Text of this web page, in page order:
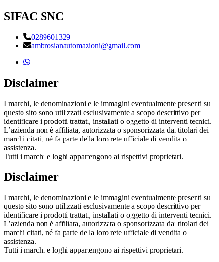
SIFAC SNC
0289601329
ambrosianautomazioni@gmail.com
Disclaimer
I marchi, le denominazioni e le immagini eventualmente presenti su
questo sito sono utilizzati esclusivamente a scopo descrittivo per
identificare i prodotti trattati, installati o oggetto di interventi tecnici.
L’azienda non è affiliata, autorizzata o sponsorizzata dai titolari dei
marchi citati, né fa parte della loro rete ufficiale di vendita o
assistenza.
Tutti i marchi e loghi appartengono ai rispettivi proprietari.
Disclaimer
I marchi, le denominazioni e le immagini eventualmente presenti su
questo sito sono utilizzati esclusivamente a scopo descrittivo per
identificare i prodotti trattati, installati o oggetto di interventi tecnici.
L’azienda non è affiliata, autorizzata o sponsorizzata dai titolari dei
marchi citati, né fa parte della loro rete ufficiale di vendita o
assistenza.
Tutti i marchi e loghi appartengono ai rispettivi proprietari.